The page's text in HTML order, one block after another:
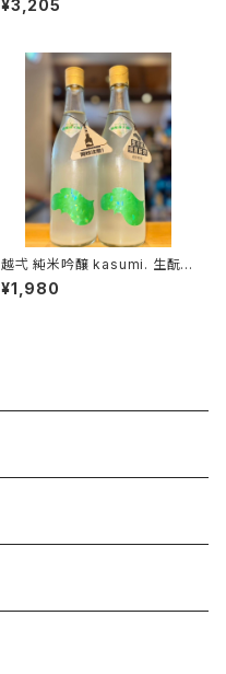
岡郡四万十町）
¥3,205
越弌 純米吟醸 kasumi. 生酛
welcome 硝酸還元菌 720ml
１本（株式会社越後鶴亀・新潟県
¥1,980